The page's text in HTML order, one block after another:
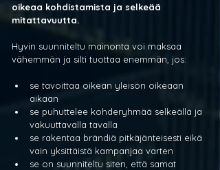
oikeaa kohdistamista ja selkeää
mitattavuutta.
Hyvin suunniteltu mainonta voi maksaa
vähemmän ja silti tuottaa enemmän, jos:
se tavoittaa oikean yleisön oikeaan
aikaan
se puhuttelee kohderyhmää selkeällä ja
vakuuttavalla tavalla
se rakentaa brändiä pitkäjänteisesti eikä
vain yksittäistä kampanjaa varten
se on suunniteltu siten, että samat